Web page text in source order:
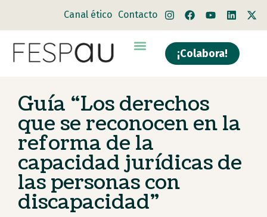
Canal ético Contacto
¡Colabora!
Guía “Los derechos
que se reconocen en la
reforma de la
capacidad jurídicas de
las personas con
discapacidad”